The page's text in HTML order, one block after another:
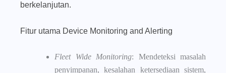
berkelanjutan.
Fitur utama Device Monitoring and Alerting
Fleet Wide Monitoring: Mendeteksi masalah
penyimpanan, kesalahan ketersediaan sistem,